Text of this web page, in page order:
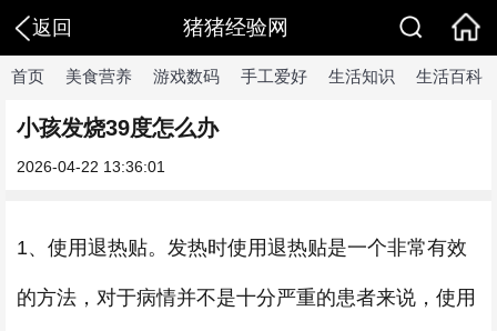
返回 猪猪经验网
首页 美食营养 游戏数码 手工爱好 生活知识 生活百科
小孩发烧39度怎么办
2026-04-22 13:36:01
1、使用退热贴。发热时使用退热贴是一个非常有效
的方法，对于病情并不是十分严重的患者来说，使用